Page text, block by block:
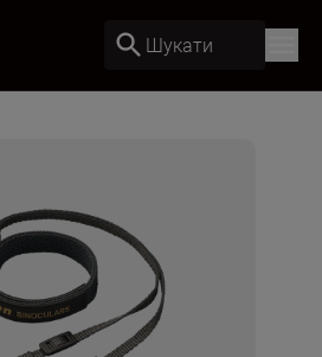
Шукати